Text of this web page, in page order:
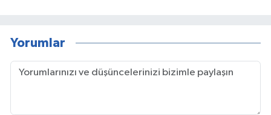
Yorumlar